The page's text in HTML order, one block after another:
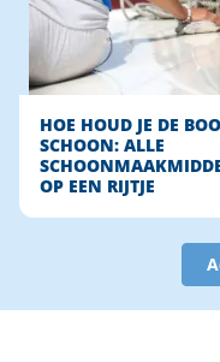
HOE HOUD JE DE
SCHOON: ALLE
OP EEN RIJTJE